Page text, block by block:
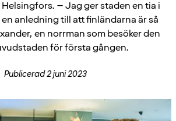
– Jag ger staden en tia i
anledning till att finländarna är så
en norrman som besöker den
för första gången.
Publicerad 2 juni 2023